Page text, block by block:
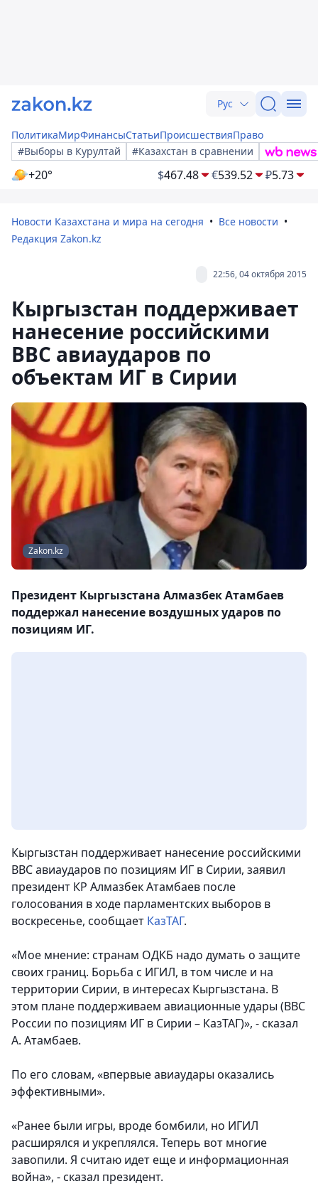
Рус
ПолитикаМирФинансыСтатьиПроисшествияПраво
#Выборы в Курултай
#Казахстан в сравнении
+20° $467.48 €539.52 ₽5.73
Новости Казахстана и мира на сегодня
Все новости
Редакция Zakon.kz
22:56, 04 октября 2015
Кыргызстан поддерживает
нанесение российскими
ВВС авиаударов по
объектам ИГ в Сирии
Zakon.kz
Президент Кыргызстана Алмазбек Атамбаев
поддержал нанесение воздушных ударов по
позициям ИГ.
Кыргызстан поддерживает нанесение российскими
ВВС авиаударов по позициям ИГ в Сирии, заявил
президент КР Алмазбек Атамбаев после
голосования в ходе парламентских выборов в
воскресенье, сообщает КазТАГ.
«Мое мнение: странам ОДКБ надо думать о защите
своих границ. Борьба с ИГИЛ, в том числе и на
территории Сирии, в интересах Кыргызстана. В
этом плане поддерживаем авиационные удары (ВВС
России по позициям ИГ в Сирии – КазТАГ)», - сказал
А. Атамбаев.
По его словам, «впервые авиаудары оказались
эффективными».
«Ранее были игры, вроде бомбили, но ИГИЛ
расширялся и укреплялся. Теперь вот многие
завопили. Я считаю идет еще и информационная
война», - сказал президент.